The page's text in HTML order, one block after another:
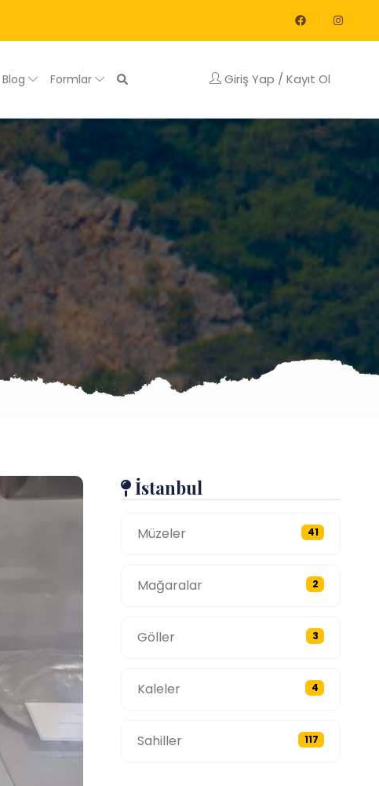
Blog Formlar Giriş Yap / Kayıt Ol
İstanbul
Müzeler 41
Mağaralar 2
Göller 3
Kaleler 4
Sahiller 117